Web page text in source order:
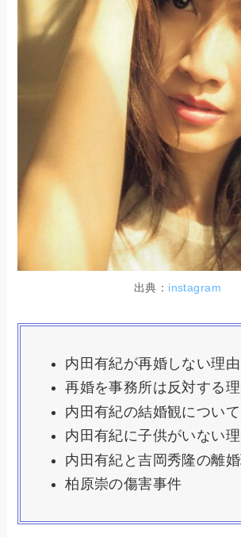
出典： instagram
内田有紀が再婚しない理由
再婚を事務所は反対する
内田有紀の結婚観について
内田有紀に子供がいない
内田有紀と吉岡秀隆の離
柏原崇の傷害事件